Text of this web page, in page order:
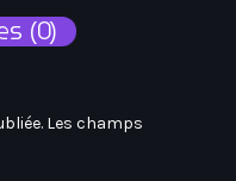
(0)
Les champs